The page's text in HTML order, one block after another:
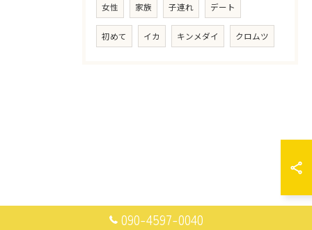
女性 家族 子連れ デート
初めて イカ キンメダイ クロムツ
090-4597-0040